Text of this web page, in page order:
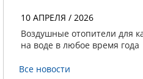
10 АПРЕЛЯ / 2026
Воздушные отопители для
на воде в любое время года
Все новости